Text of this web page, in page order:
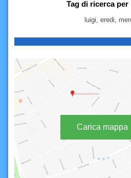
Tag di ricerca
luigi, eredi,
Carica mappa